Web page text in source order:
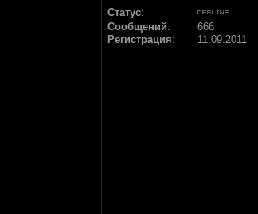
Статус:
Сообщений:
666
Регистрация: 11.09.2011